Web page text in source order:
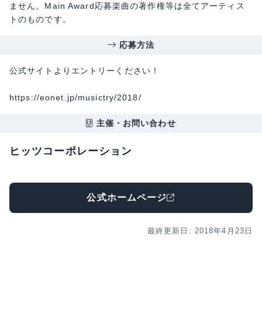
ません。Main Award応募楽曲の著作権等は全てアーティス
トのものです。
応募方法
公式サイトよりエントリーください！
https://eonet.jp/musictry/2018/
主催・お問い合わせ
ヒッツコーポレーション
公式ホームページ
最終更新日: 2018年4月23日